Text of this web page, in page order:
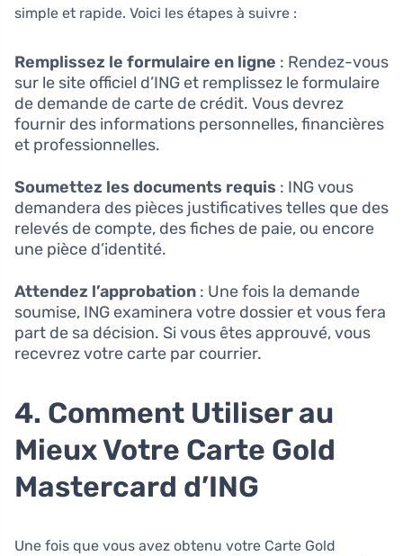
simple et rapide. Voici les étapes à suivre :
Remplissez le formulaire en ligne : Rendez-vous
sur le site officiel d’ING et remplissez le formulaire
de demande de carte de crédit. Vous devrez
fournir des informations personnelles, financières
et professionnelles.
Soumettez les documents requis : ING vous
demandera des pièces justificatives telles que des
relevés de compte, des fiches de paie, ou encore
une pièce d’identité.
Attendez l’approbation : Une fois la demande
soumise, ING examinera votre dossier et vous fera
part de sa décision. Si vous êtes approuvé, vous
recevrez votre carte par courrier.
4. Comment Utiliser au
Mieux Votre Carte Gold
Mastercard d’ING
Une fois que vous avez obtenu votre Carte Gold